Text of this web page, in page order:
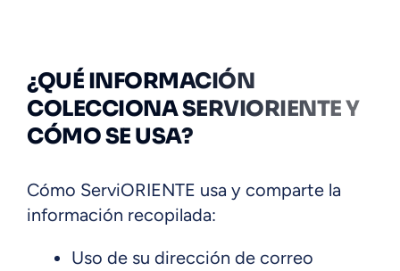
¿QUÉ INFORMACIÓN
COLECCIONA SERVIORIENTE Y
CÓMO SE USA?
Cómo ServiORIENTE usa y comparte la
información recopilada:
Uso de su dirección de correo